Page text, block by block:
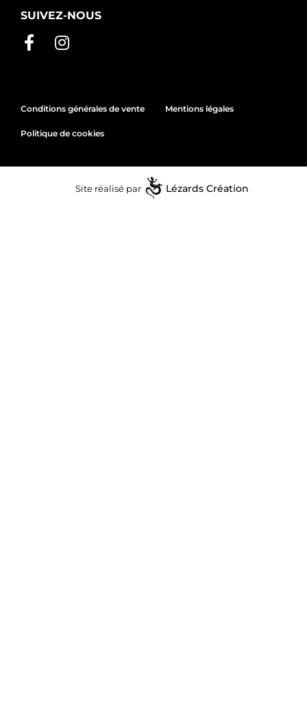
SUIVEZ-NOUS
Conditions générales de vente Mentions légales
Politique de cookies
Site réalisé par Lézards Création